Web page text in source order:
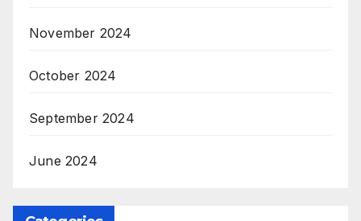
November 2024
October 2024
September 2024
June 2024